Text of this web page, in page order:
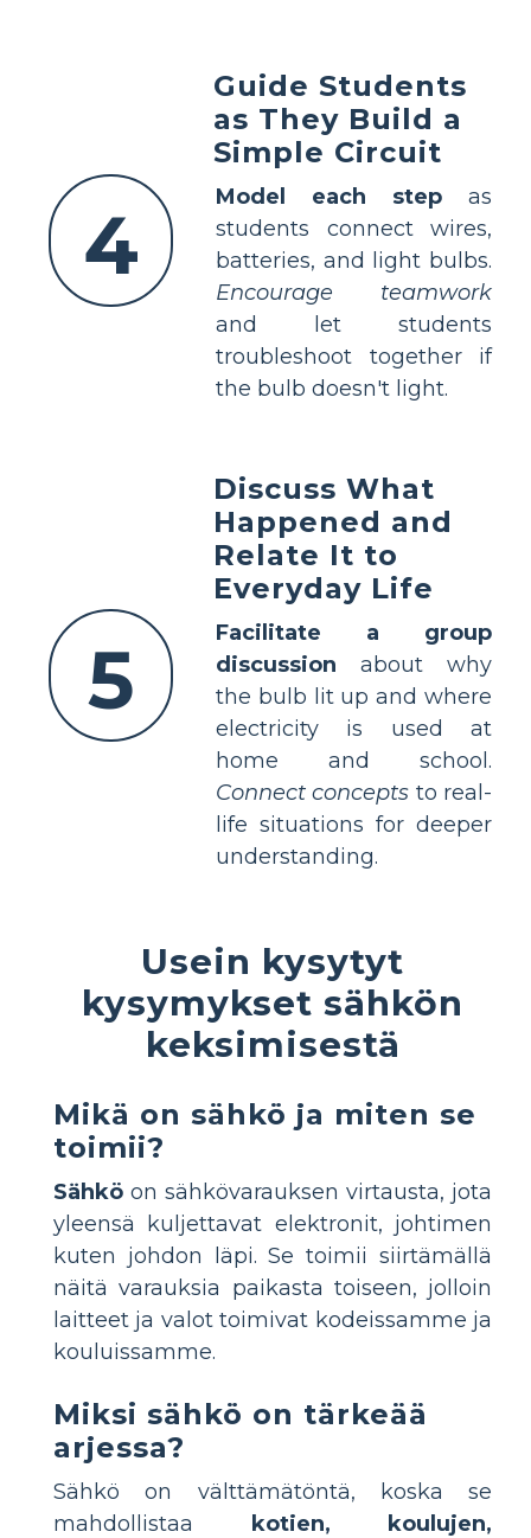
4
Guide Students
as They Build a
Simple Circuit
Model each step as
students connect wires,
batteries, and light bulbs.
Encourage teamwork
and let students
troubleshoot together if
the bulb doesn't light.
5
Discuss What
Happened and
Relate It to
Everyday Life
Facilitate a group
discussion about why
the bulb lit up and where
electricity is used at
home and school.
Connect concepts to real-
life situations for deeper
understanding.
Usein kysytyt
kysymykset sähkön
keksimisestä
Mikä on sähkö ja miten se
toimii?
Sähkö on sähkövarauksen virtausta, jota
yleensä kuljettavat elektronit, johtimen
kuten johdon läpi. Se toimii siirtämällä
näitä varauksia paikasta toiseen, jolloin
laitteet ja valot toimivat kodeissamme ja
kouluissamme.
Miksi sähkö on tärkeää
arjessa?
Sähkö on välttämätöntä, koska se
mahdollistaa
kotien, koulujen,